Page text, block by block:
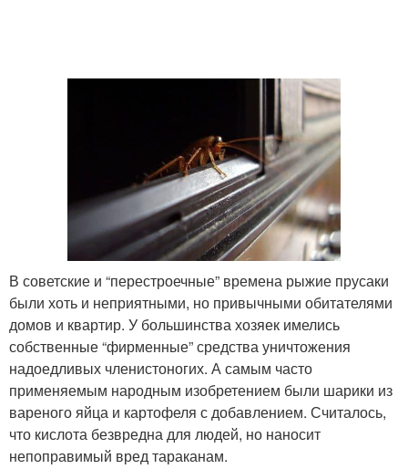
В советские и “перестроечные” времена рыжие прусаки
были хоть и неприятными, но привычными обитателями
домов и квартир. У большинства хозяек имелись
собственные “фирменные” средства уничтожения
надоедливых членистоногих. А самым часто
применяемым народным изобретением были шарики из
вареного яйца и картофеля с добавлением. Считалось,
что кислота безвредна для людей, но наносит
непоправимый вред тараканам.